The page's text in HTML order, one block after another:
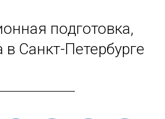
подготовка,
в Санкт-Петербурге